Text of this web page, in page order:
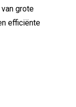
grote
efficiënte